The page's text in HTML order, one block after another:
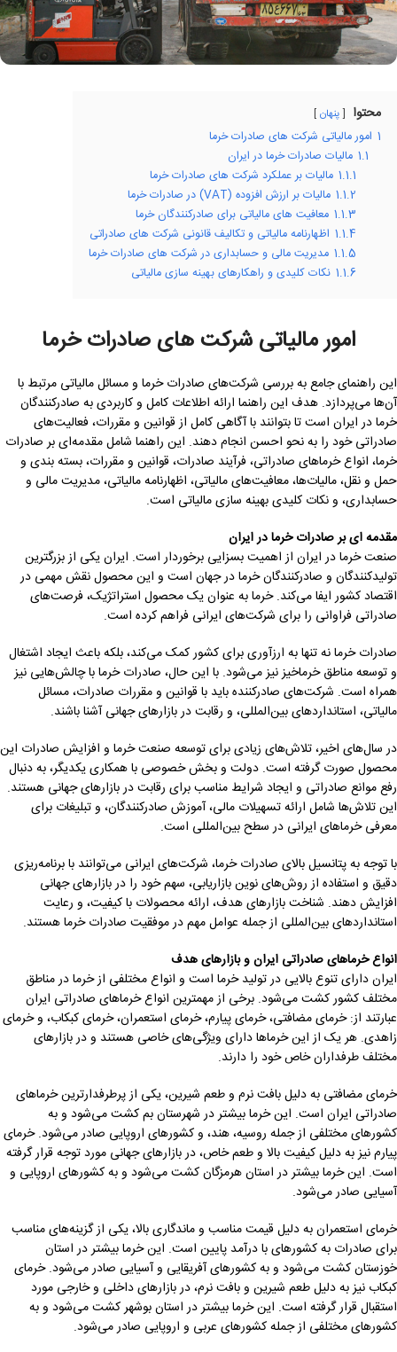
محتوا پنهان
1 امور مالیاتی شرکت های صادرات خرما
1.1 مالیات صادرات خرما در ایران
1.1.1 مالیات بر عملکرد شرکت های صادرات خرما
1.1.2 مالیات بر ارزش افزوده (VAT) در صادرات خرما
1.1.3 معافیت های مالیاتی برای صادرکنندگان خرما
1.1.4 اظهارنامه مالیاتی و تکالیف قانونی شرکت های صادراتی
1.1.5 مدیریت مالی و حسابداری در شرکت های صادرات خرما
1.1.6 نکات کلیدی و راهکارهای بهینه سازی مالیاتی
امور مالیاتی شرکت های صادرات خرما
این راهنمای جامع به بررسی شرکت‌های صادرات خرما و مسائل مالیاتی مرتبط با
آن‌ها می‌پردازد. هدف این راهنما ارائه اطلاعات کامل و کاربردی به صادرکنندگان
خرما در ایران است تا بتوانند با آگاهی کامل از قوانین و مقررات، فعالیت‌های
صادراتی خود را به نحو احسن انجام دهند. این راهنما شامل مقدمه‌ای بر صادرات
خرما، انواع خرماهای صادراتی، فرآیند صادرات، قوانین و مقررات، بسته بندی و
حمل و نقل، مالیات‌ها، معافیت‌های مالیاتی، اظهارنامه مالیاتی، مدیریت مالی و
حسابداری، و نکات کلیدی بهینه سازی مالیاتی است.
مقدمه ای بر صادرات خرما در ایران
صنعت خرما در ایران از اهمیت بسزایی برخوردار است. ایران یکی از بزرگترین
تولیدکنندگان و صادرکنندگان خرما در جهان است و این محصول نقش مهمی در
اقتصاد کشور ایفا می‌کند. خرما به عنوان یک محصول استراتژیک، فرصت‌های
صادراتی فراوانی را برای شرکت‌های ایرانی فراهم کرده است.
صادرات خرما نه تنها به ارزآوری برای کشور کمک می‌کند، بلکه باعث ایجاد اشتغال
و توسعه مناطق خرماخیز نیز می‌شود. با این حال، صادرات خرما با چالش‌هایی نیز
همراه است. شرکت‌های صادرکننده باید با قوانین و مقررات صادرات، مسائل
مالیاتی، استانداردهای بین‌المللی، و رقابت در بازارهای جهانی آشنا باشند.
در سال‌های اخیر، تلاش‌های زیادی برای توسعه صنعت خرما و افزایش صادرات این
محصول صورت گرفته است. دولت و بخش خصوصی با همکاری یکدیگر، به دنبال
رفع موانع صادراتی و ایجاد شرایط مناسب برای رقابت در بازارهای جهانی هستند.
این تلاش‌ها شامل ارائه تسهیلات مالی، آموزش صادرکنندگان، و تبلیغات برای
معرفی خرماهای ایرانی در سطح بین‌المللی است.
با توجه به پتانسیل بالای صادرات خرما، شرکت‌های ایرانی می‌توانند با برنامه‌ریزی
دقیق و استفاده از روش‌های نوین بازاریابی، سهم خود را در بازارهای جهانی
افزایش دهند. شناخت بازارهای هدف، ارائه محصولات با کیفیت، و رعایت
استانداردهای بین‌المللی از جمله عوامل مهم در موفقیت صادرات خرما هستند.
انواع خرماهای صادراتی ایران و بازارهای هدف
ایران دارای تنوع بالایی در تولید خرما است و انواع مختلفی از خرما در مناطق
مختلف کشور کشت می‌شود. برخی از مهمترین انواع خرماهای صادراتی ایران
عبارتند از: خرمای مضافتی، خرمای پیارم، خرمای استعمران، خرمای کبکاب، و خرمای
زاهدی. هر یک از این خرماها دارای ویژگی‌های خاصی هستند و در بازارهای
مختلف طرفداران خاص خود را دارند.
خرمای مضافتی به دلیل بافت نرم و طعم شیرین، یکی از پرطرفدارترین خرماهای
صادراتی ایران است. این خرما بیشتر در شهرستان بم کشت می‌شود و به
کشورهای مختلفی از جمله روسیه، هند، و کشورهای اروپایی صادر می‌شود. خرمای
پیارم نیز به دلیل کیفیت بالا و طعم خاص، در بازارهای جهانی مورد توجه قرار گرفته
است. این خرما بیشتر در استان هرمزگان کشت می‌شود و به کشورهای اروپایی و
آسیایی صادر می‌شود.
خرمای استعمران به دلیل قیمت مناسب و ماندگاری بالا، یکی از گزینه‌های مناسب
برای صادرات به کشورهای با درآمد پایین است. این خرما بیشتر در استان
خوزستان کشت می‌شود و به کشورهای آفریقایی و آسیایی صادر می‌شود. خرمای
کبکاب نیز به دلیل طعم شیرین و بافت نرم، در بازارهای داخلی و خارجی مورد
استقبال قرار گرفته است. این خرما بیشتر در استان بوشهر کشت می‌شود و به
کشورهای مختلفی از جمله کشورهای عربی و اروپایی صادر می‌شود.